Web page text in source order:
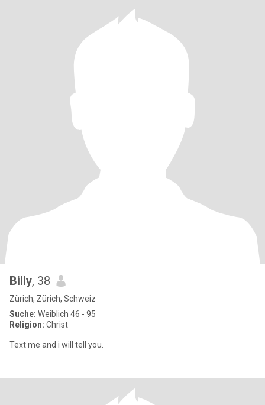
Billy, 38
Zürich, Zürich, Schweiz
Suche: Weiblich 46 - 95
Religion: Christ
Text me and i will tell you.